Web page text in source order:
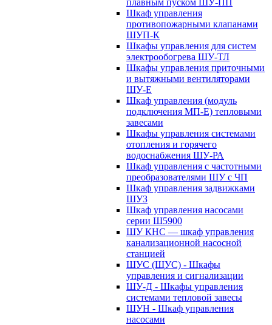
плавным пуском ШУ-ПП
Шкаф управления
противопожарными клапанами
ШУП-К
Шкафы управления для систем
электрообогрева ШУ-ТЛ
Шкафы управления приточными
и вытяжными вентиляторами
ШУ-Е
Шкаф управления (модуль
подключения МП-Е) тепловыми
завесами
Шкафы управления системами
отопления и горячего
водоснабжения ШУ-РА
Шкаф управления с частотными
преобразователями ШУ с ЧП
Шкаф управления задвижками
ШУЗ
Шкаф управления насосами
серии Ш5900
ШУ КНС — шкаф управления
канализационной насосной
станцией
ШУС (ЩУС) - Шкафы
управления и сигнализации
ШУ-Д - Шкафы управления
системами тепловой завесы
ШУН - Шкаф управления
насосами